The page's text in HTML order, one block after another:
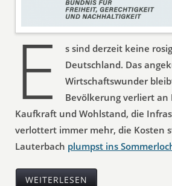
E
s sind derzeit keine
Deutschland. Das
Wirtschaftswunder
Bevölkerung verliert an
Kaufkraft und Wohlstand, die
verlottert immer mehr, die Kosten
Lauterbach plumpst ins
WEITERLESEN